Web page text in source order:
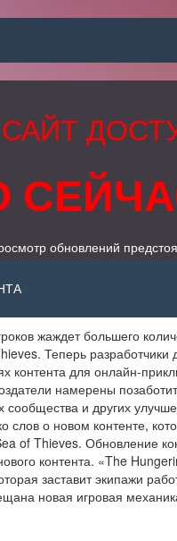
обновлений
жаждет большего
Теперь разработчики
контента для онлайн-
намерены
сообщества и других
слов о новом контенте,
of Thieves. Обновление
контента. «The
заставит экипажи
новая игровая